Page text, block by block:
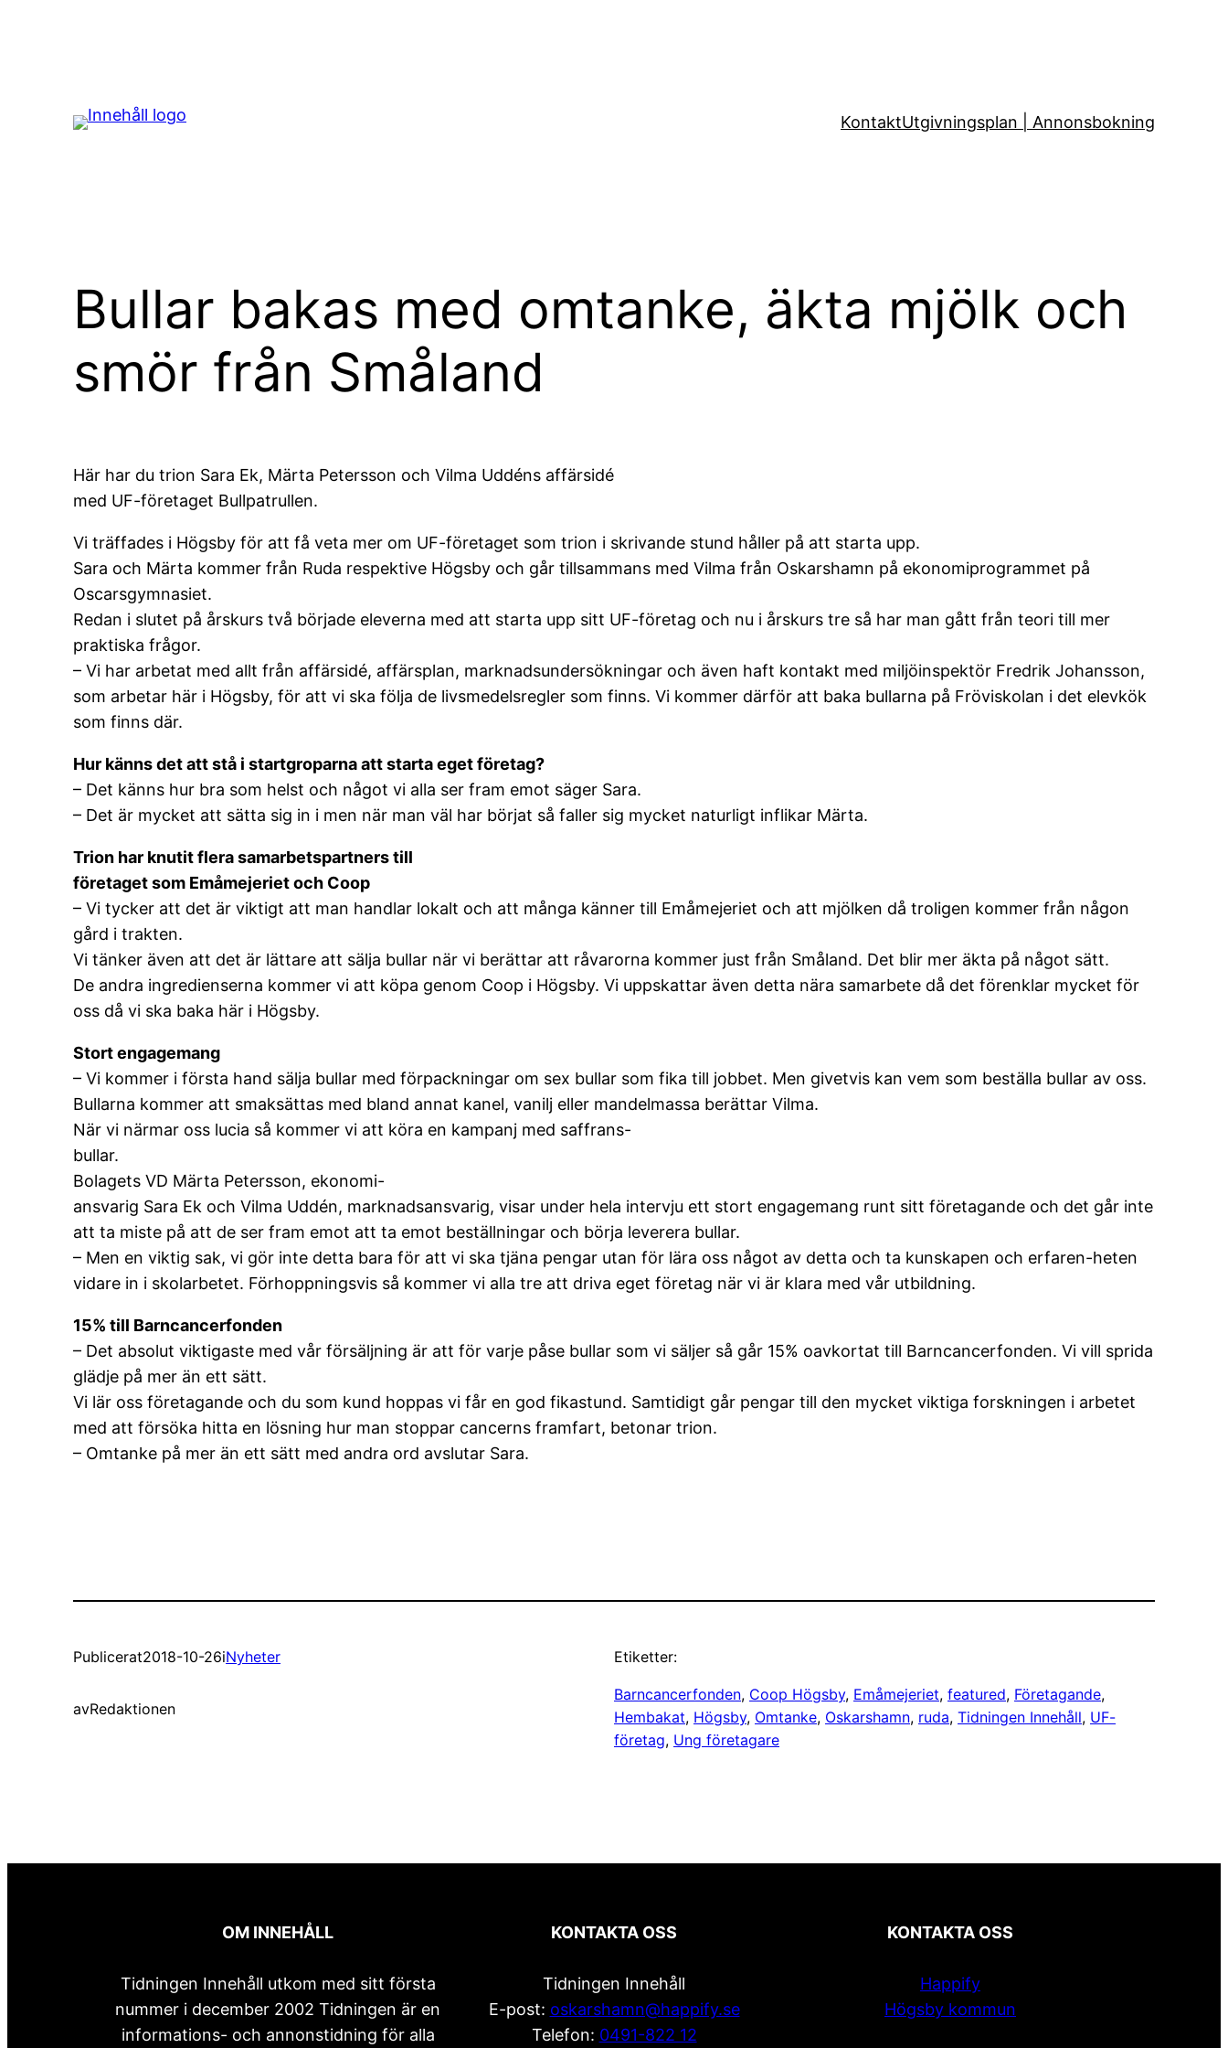
KontaktUtgivningsplan | Annonsbokning
Bullar bakas med omtanke, äkta mjölk och
smör från Småland
Här har du trion Sara Ek, Märta Petersson och Vilma Uddéns affärsidé
med UF-företaget Bullpatrullen.
Vi träffades i Högsby för att få veta mer om UF-företaget som trion i skrivande stund håller på att starta upp.
Sara och Märta kommer från Ruda respektive Högsby och går tillsammans med Vilma från Oskarshamn på ekonomiprogrammet på
Oscarsgymnasiet.
Redan i slutet på årskurs två började eleverna med att starta upp sitt UF-företag och nu i årskurs tre så har man gått från teori till mer
praktiska frågor.
– Vi har arbetat med allt från affärsidé, affärsplan, marknadsundersökningar och även haft kontakt med miljöinspektör Fredrik Johansson,
som arbetar här i Högsby, för att vi ska följa de livsmedelsregler som finns. Vi kommer därför att baka bullarna på Fröviskolan i det elevkök
som finns där.
Hur känns det att stå i startgroparna att starta eget företag?
– Det känns hur bra som helst och något vi alla ser fram emot säger Sara.
– Det är mycket att sätta sig in i men när man väl har börjat så faller sig mycket naturligt inflikar Märta.
Trion har knutit flera samarbetspartners till
företaget som Emåmejeriet och Coop
– Vi tycker att det är viktigt att man handlar lokalt och att många känner till Emåmejeriet och att mjölken då troligen kommer från någon
gård i trakten.
Vi tänker även att det är lättare att sälja bullar när vi berättar att råvarorna kommer just från Småland. Det blir mer äkta på något sätt.
De andra ingredienserna kommer vi att köpa genom Coop i Högsby. Vi uppskattar även detta nära samarbete då det förenklar mycket för
oss då vi ska baka här i Högsby.
Stort engagemang
– Vi kommer i första hand sälja bullar med förpackningar om sex bullar som fika till jobbet. Men givetvis kan vem som beställa bullar av oss.
Bullarna kommer att smaksättas med bland annat kanel, vanilj eller mandelmassa berättar Vilma.
När vi närmar oss lucia så kommer vi att köra en kampanj med saffrans-
bullar.
Bolagets VD Märta Petersson, ekonomi-
ansvarig Sara Ek och Vilma Uddén, marknadsansvarig, visar under hela intervju ett stort engagemang runt sitt företagande och det går inte
att ta miste på att de ser fram emot att ta emot beställningar och börja leverera bullar.
– Men en viktig sak, vi gör inte detta bara för att vi ska tjäna pengar utan för lära oss något av detta och ta kunskapen och erfaren-heten
vidare in i skolarbetet. Förhoppningsvis så kommer vi alla tre att driva eget företag när vi är klara med vår utbildning.
15% till Barncancerfonden
– Det absolut viktigaste med vår försäljning är att för varje påse bullar som vi säljer så går 15% oavkortat till Barncancerfonden. Vi vill sprida
glädje på mer än ett sätt.
Vi lär oss företagande och du som kund hoppas vi får en god fikastund. Samtidigt går pengar till den mycket viktiga forskningen i arbetet
med att försöka hitta en lösning hur man stoppar cancerns framfart, betonar trion.
– Omtanke på mer än ett sätt med andra ord avslutar Sara.
Publicerat2018-10-26iNyheter
avRedaktionen
Etiketter:
Barncancerfonden, Coop Högsby, Emåmejeriet, featured, Företagande
Hembakat, Högsby, Omtanke, Oskarshamn, ruda, Tidningen Innehåll, UF-
företag, Ung företagare
OM INNEHÅLL
Tidningen Innehåll utkom med sitt första
nummer i december 2002 Tidningen är en
informations- och annonstidning för alla
KONTAKTA OSS
Tidningen Innehåll
E-post: oskarshamn@happify.se
Telefon: 0491-822 12
KONTAKTA OSS
Happify
Högsby kommun